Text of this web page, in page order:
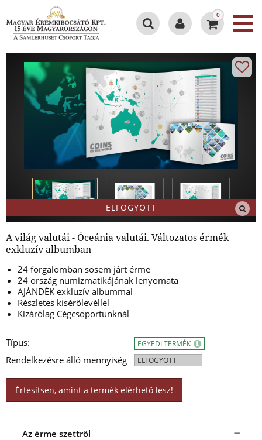
0
ELFOGYOTT
A világ valutái - Óceánia valutái. Változatos érmék
exkluzív albumban
24 forgalomban sosem járt érme
24 ország numizmatikájának lenyomata
AJÁNDÉK exkluzív albummal
Részletes kísérőlevéllel
Kizárólag Cégcsoportunknál
Típus:
Rendelkezésre álló mennyiség
EGYEDI TERMÉK
ELFOGYOTT
Értesítsen, amint a termék elérhető lesz!
Az érme szettről